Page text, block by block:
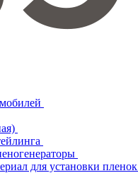
для установки пленок